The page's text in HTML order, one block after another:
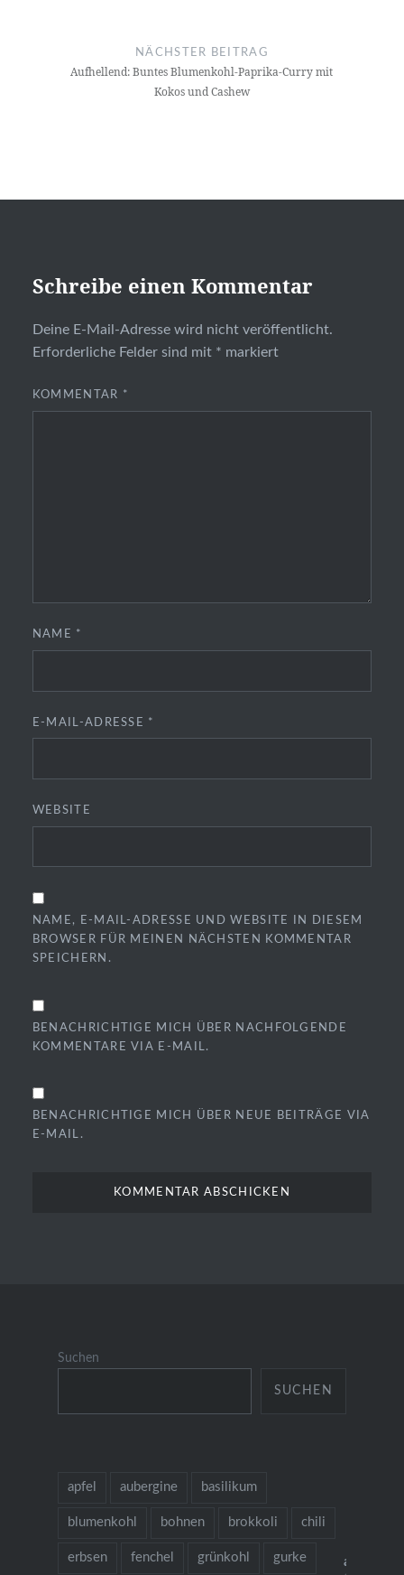
NÄCHSTER BEITRAG
Aufhellend: Buntes Blumenkohl-Paprika-Curry mit
Kokos und Cashew
Schreibe einen Kommentar
Deine E-Mail-Adresse wird nicht veröffentlicht.
Erforderliche Felder sind mit * markiert
KOMMENTAR *
NAME *
E-MAIL-ADRESSE *
WEBSITE
NAME, E-MAIL-ADRESSE UND WEBSITE IN DIESEM
BROWSER FÜR MEINEN NÄCHSTEN KOMMENTAR
SPEICHERN.
BENACHRICHTIGE MICH ÜBER NACHFOLGENDE
KOMMENTARE VIA E-MAIL.
BENACHRICHTIGE MICH ÜBER NEUE BEITRÄGE VIA
E-MAIL.
Suchen
SUCHEN
apfel aubergine basilikum
blumenkohl bohnen brokkoli chili
erbsen fenchel grünkohl gurke